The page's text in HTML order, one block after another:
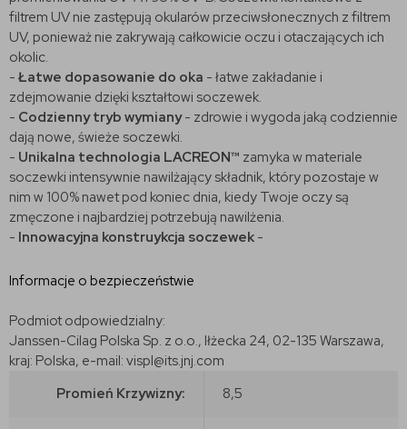
filtrem UV nie zastępują okularów przeciwsłonecznych z filtrem
UV, ponieważ nie zakrywają całkowicie oczu i otaczających ich
okolic.
- Łatwe dopasowanie do oka - łatwe zakładanie i
zdejmowanie dzięki kształtowi soczewek.
- Codzienny tryb wymiany- zdrowie i wygoda jaką codziennie
dają nowe, świeże soczewki.
- Unikalna technologia LACREON™ zamyka w materiale
soczewki intensywnie nawilżający składnik, który pozostaje w
nim w 100% nawet pod koniec dnia, kiedy Twoje oczy są
zmęczone i najbardziej potrzebują nawilżenia.
- Innowacyjna konstruykcja soczewek -
Informacje o bezpieczeństwie
Podmiot odpowiedzialny:
Janssen-Cilag Polska Sp. z o.o., Iłżecka 24, 02-135 Warszawa,
kraj: Polska, e-mail: vispl@its.jnj.com
Promień Krzywizny:
8,5